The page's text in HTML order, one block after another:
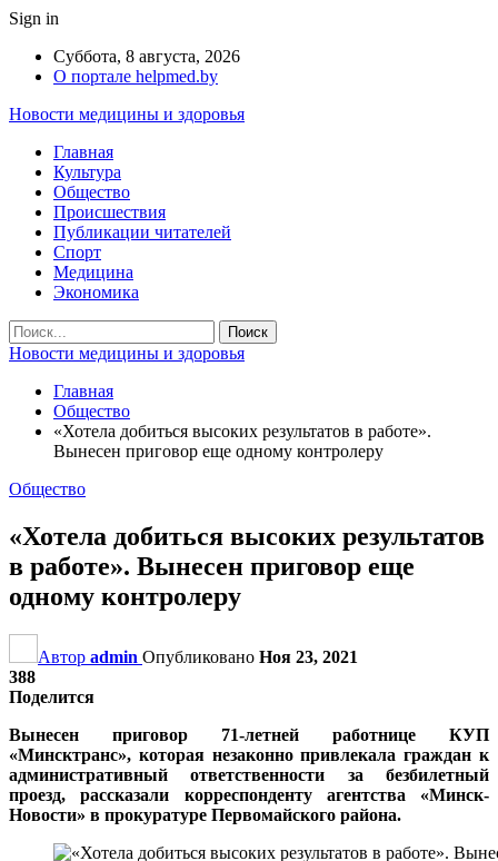
Sign in
Суббота, 8 августа, 2026
О портале helpmed.by
Новости медицины и здоровья
Главная
Культура
Общество
Происшествия
Публикации читателей
Спорт
Медицина
Экономика
Новости медицины и здоровья
Главная
Общество
«Хотела добиться высоких результатов в работе».
Вынесен приговор еще одному контролеру
Общество
«Хотела добиться высоких результатов
в работе». Вынесен приговор еще
одному контролеру
Автор admin Опубликовано Ноя 23, 2021
388
Поделится
Вынесен приговор 71-летней работнице КУП
«Минсктранс», которая незаконно привлекала граждан к
административный ответственности за безбилетный
проезд, рассказали корреспонденту агентства «Минск-
Новости» в прокуратуре Первомайского района.